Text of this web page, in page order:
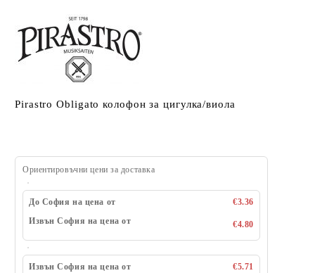
Pirastro Obligato колофон за цигулка/виола
Ориентировъчни цени за доставка
До София на цена от
€3.36
Извън София на цена от
€4.80
Извън София на цена от
€5.71